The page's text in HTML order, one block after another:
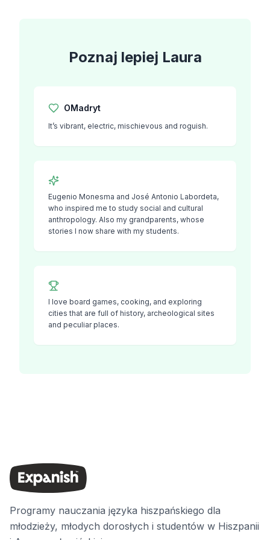
Poznaj lepiej Laura
OMadryt
It’s vibrant, electric, mischievous and roguish.
Eugenio Monesma and José Antonio Labordeta,
who inspired me to study social and cultural
anthropology. Also my grandparents, whose
stories I now share with my students.
I love board games, cooking, and exploring
cities that are full of history, archeological sites
and peculiar places.
Programy nauczania języka hiszpańskiego dla
młodzieży, młodych dorosłych i studentów w Hiszpanii